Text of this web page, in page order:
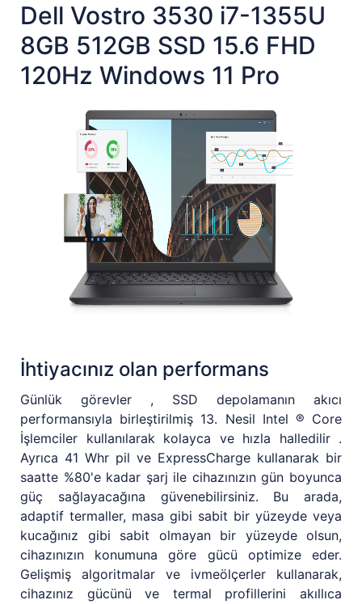
Dell Vostro 3530 i7-1355U
8GB 512GB SSD 15.6 FHD
120Hz Windows 11 Pro
İhtiyacınız olan performans
Günlük görevler , SSD depolamanın akıcı
performansıyla birleştirilmiş 13. Nesil Intel ® Core
İşlemciler kullanılarak kolayca ve hızla halledilir .
Ayrıca 41 Whr pil ve ExpressCharge kullanarak bir
saatte %80'e kadar şarj ile cihazınızın gün boyunca
güç sağlayacağına güvenebilirsiniz. Bu arada,
adaptif termaller, masa gibi sabit bir yüzeyde veya
kucağınız gibi sabit olmayan bir yüzeyde olsun,
cihazınızın konumuna göre gücü optimize eder.
Gelişmiş algoritmalar ve ivmeölçerler kullanarak,
cihazınız gücünü ve termal profillerini akıllıca